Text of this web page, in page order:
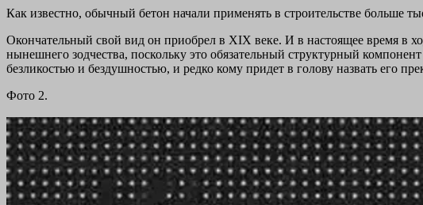
Как известно, обычный бетон начали применять в строительстве больше
Окончательный свой вид он приобрел в ХIX веке. И в настоящее время в
нынешнего зодчества, поскольку это обязательный структурный
безликостью и бездушностью, и редко кому придет в голову назвать его
Фото 2.